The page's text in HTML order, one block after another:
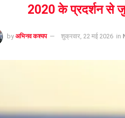
2020 के प्रदर्शन से
by अभिनव कश्यप शुक्रवार, 22 मई 2026 in